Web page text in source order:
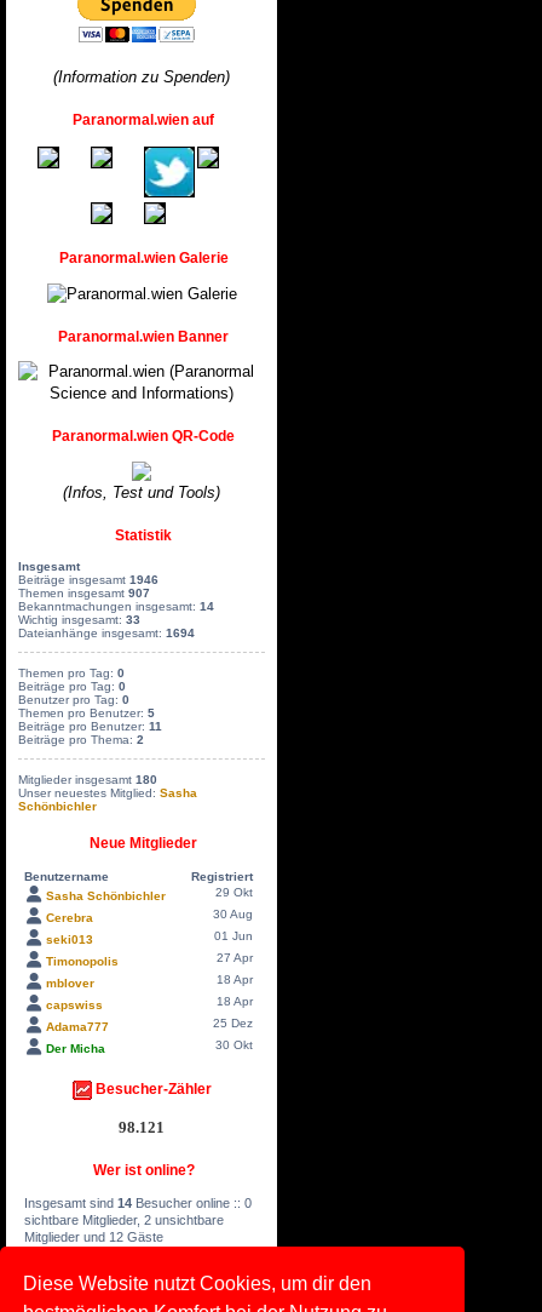
Diese Website nutzt Cookies, um dir den
(Information zu Spenden)
Paranormal.wien auf
Paranormal.wien Galerie
Paranormal.wien Banner
Paranormal.wien QR-Code
(Infos, Test und Tools)
Statistik
Insgesamt
Beiträge insgesamt 1946
Themen insgesamt 907
Bekanntmachungen insgesamt: 14
Wichtig insgesamt: 33
Dateianhänge insgesamt: 1694
Themen pro Tag: 0
Beiträge pro Tag: 0
Benutzer pro Tag: 0
Themen pro Benutzer: 5
Beiträge pro Benutzer: 11
Beiträge pro Thema: 2
Mitglieder insgesamt 180
Unser neuestes Mitglied: Sasha
Schönbichler
Neue Mitglieder
Benutzername
Registriert
Sasha Schönbichler
29 Okt
Cerebra
30 Aug
seki013
01 Jun
Timonopolis
27 Apr
mblover
18 Apr
capswiss
18 Apr
Adama777
25 Dez
Der Micha
30 Okt
Besucher-Zähler
98.121
Wer ist online?
Insgesamt sind 14 Besucher online :: 0
sichtbare Mitglieder, 2 unsichtbare
Mitglieder und 12 Gäste
Board online Time